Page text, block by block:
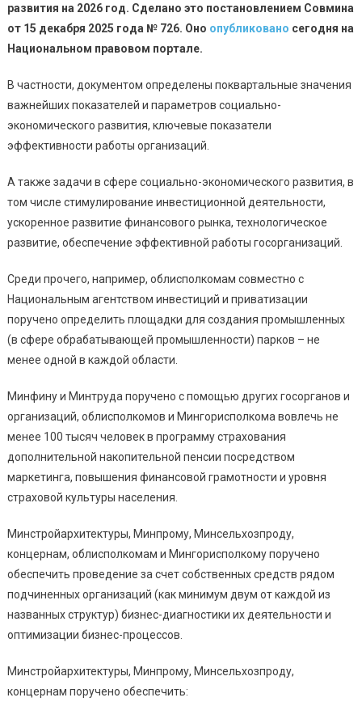
развития на 2026 год. Сделано это постановлением Совмина
от 15 декабря 2025 года № 726. Оно опубликовано сегодня на
Национальном правовом портале.
В частности, документом определены поквартальные значения
важнейших показателей и параметров социально-
экономического развития, ключевые показатели
эффективности работы организаций.
А также задачи в сфере социально-экономического развития, в
том числе стимулирование инвестиционной деятельности,
ускоренное развитие финансового рынка, технологическое
развитие, обеспечение эффективной работы госорганизаций.
Среди прочего, например, облисполкомам совместно с
Национальным агентством инвестиций и приватизации
поручено определить площадки для создания промышленных
(в сфере обрабатывающей промышленности) парков – не
менее одной в каждой области.
Минфину и Минтруда поручено с помощью других госорганов и
организаций, облисполкомов и Мингорисполкома вовлечь не
менее 100 тысяч человек в программу страхования
дополнительной накопительной пенсии посредством
маркетинга, повышения финансовой грамотности и уровня
страховой культуры населения.
Минстройархитектуры, Минпрому, Минсельхозпроду,
концернам, облисполкомам и Мингорисполкому поручено
обеспечить проведение за счет собственных средств рядом
подчиненных организаций (как минимум двум от каждой из
названных структур) бизнес-диагностики их деятельности и
оптимизации бизнес-процессов.
Минстройархитектуры, Минпрому, Минсельхозпроду,
концернам поручено обеспечить: